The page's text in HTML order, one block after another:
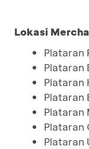
Lokasi
Plataran
Plataran
Plataran
Plataran
Plataran
Plataran
Plataran